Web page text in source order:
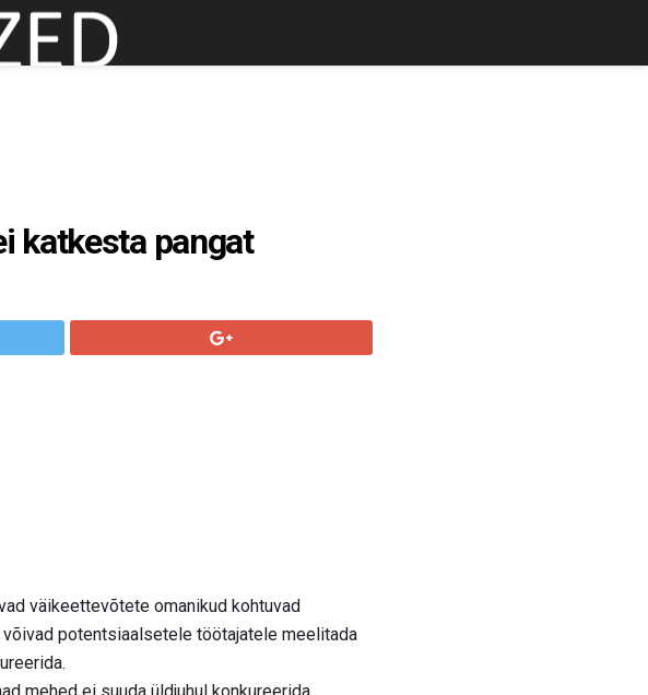
katkesta pangat
väikeettevõtete omanikud kohtuvad
potentsiaalsetele töötajatele meelitada